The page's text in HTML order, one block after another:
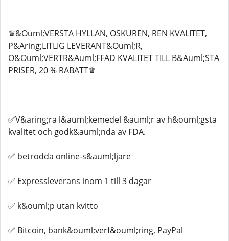
♛&Ouml;VERSTA HYLLAN, OSKUREN, REN KVALITET,
P&Aring;LITLIG LEVERANT&Ouml;R,
O&Ouml;VERTR&Auml;FFAD KVALITET TILL B&Auml;STA
PRISER, 20 % RABATT♛
✅V&aring;ra l&auml;kemedel &auml;r av h&ouml;gsta
kvalitet och godk&auml;nda av FDA.
✅ betrodda online-s&auml;ljare
✅ Expressleverans inom 1 till 3 dagar
✅ k&ouml;p utan kvitto
✅ Bitcoin, bank&ouml;verf&ouml;ring, PayPal